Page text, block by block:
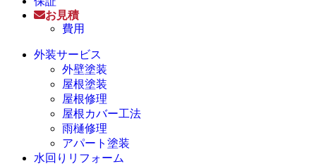
お見積
費用
外装サービス
外壁塗装
屋根塗装
屋根修理
屋根カバー工法
雨樋修理
アパート塗装
水回りリフォーム